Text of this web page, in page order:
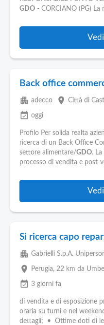
GDO - CORCIANO (PG) La
Back office
apartment adecco place Città di
event_available oggi
Profilo Per solida realta
ricerca di un Back Office
settore alimentare/GDO.
processo di vendita e post-
Si ricerca capo
apartment Gabrielli S.p.A.
place Perugia, 22 km da
event_available 3 giorni fa
di vendita e di esposizione
oraria su turni e nel
dettagli; • Ottime doti di